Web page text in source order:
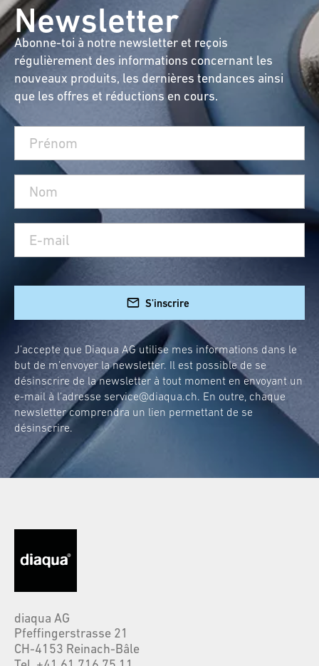
Newsletter
Abonne-toi à notre newsletter et reçois
régulièrement des informations concernant les
nouveaux produits, les dernières tendances ainsi
que les offres et réductions en cours.
S'inscrire
J’accepte que Diaqua AG utilise mes informations dans le
but de m’envoyer la newsletter. Il est possible de se
désinscrire de la newsletter à tout moment en envoyant un
e-mail à l’adresse service@diaqua.ch. En outre, chaque
newsletter comprendra un lien permettant de se
désinscrire.
diaqua AG
Pfeffingerstrasse 21
CH-4153 Reinach-Bâle